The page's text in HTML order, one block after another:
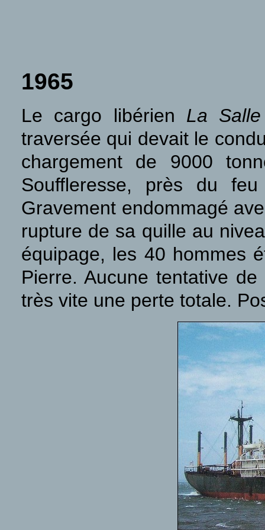
1965
Le cargo libérien La Salle
traversée qui devait le
chargement de 9000
Souffleresse, près du
Gravement endommagé
rupture de sa quille au
équipage, les 40 hommes
Pierre. Aucune tentative
très vite une perte totale.